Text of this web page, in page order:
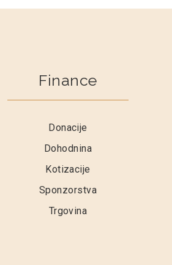
Finance
Donacije
Dohodnina
Kotizacije
Sponzorstva
Trgovina